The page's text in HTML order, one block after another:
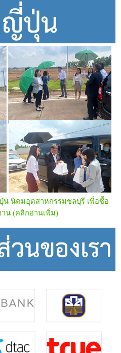
น นิคมอุตสาหกรรมชลบุรี เพื่อซื้อ
าน (คลิกอ่านเพิ่ม)